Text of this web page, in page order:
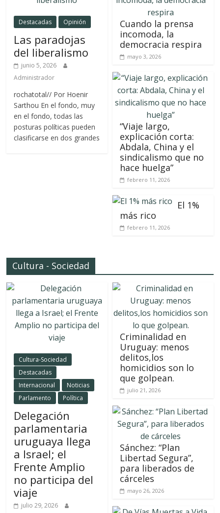
Destacadas Opinión
Las paradojas
del liberalismo
junio 5, 2026
Administrador
rochatotal// Por Hoenir
Sarthou En el fondo, muy
en el fondo, todas las
posturas políticas pueden
clasificarse en dos grandes
Cuando la prensa
incomoda, la
democracia respira
mayo 3, 2026
“Viaje largo,
explicación corta:
Abdala, China y el
sindicalismo que no
hace huelga”
febrero 11, 2026
El 1%
más rico
febrero 11, 2026
Cultura - Sociedad
Cultura-Sociedad
Destacadas
Internacional
Noticias
Parlamento
Política
Delegación
parlamentaria
uruguaya llega
a Israel; el
Frente Amplio
no participa del
viaje
julio 29, 2026
Criminalidad en
Uruguay: menos
delitos,los
homicidios son lo
que golpean.
julio 21, 2026
Sánchez: “Plan
Libertad Segura”,
para liberados de
cárceles
mayo 26, 2026